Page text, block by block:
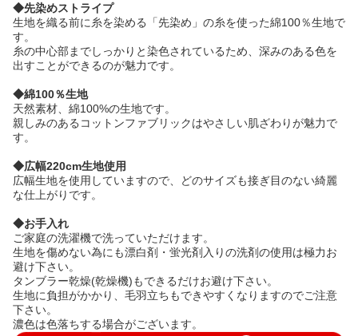
◆先染めストライプ
生地を織る前に糸を染める「先染め」の糸を使った綿100％生地で
す。
糸の中心部までしっかりと染色されているため、深みのある色を
出すことができるのが魅力です。
◆綿100％生地
天然素材、綿100%の生地です。
親しみのあるコットンファブリックはやさしい肌ざわりが魅力で
す。
◆広幅220cm生地使用
広幅生地を使用していますので、どのサイズも接ぎ目のない綺麗
な仕上がりです。
◆お手入れ
ご家庭の洗濯機で洗っていただけます。
生地を傷めない為にも漂白剤・蛍光剤入りの洗剤の使用は極力お
避け下さい。
タンブラー乾燥(乾燥機)もできるだけお避け下さい。
生地に負担がかかり、毛羽立ちもできやすくなりますのでご注意
下さい。
濃色は色落ちする場合がございます。